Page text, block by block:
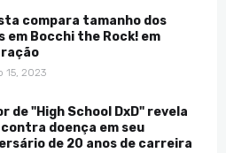
compara tamanho dos
em Bocchi the Rock! em
15, 2023
de "High School DxD" revela
contra doença em seu
de 20 anos de carreira